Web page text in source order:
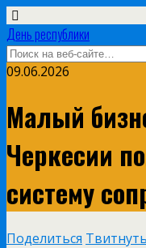
День республики
09.06.2026
Малый
Черкесии
систему
Поделиться Твитнуть